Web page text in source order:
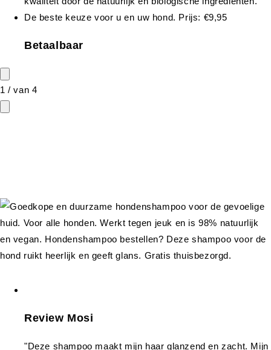
Betaalbaar
1 /van 4
Review Mosi
"Deze shampoo maakt mijn haar glanzend en zacht. Mijn